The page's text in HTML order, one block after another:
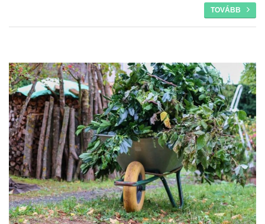
TOVÁBB